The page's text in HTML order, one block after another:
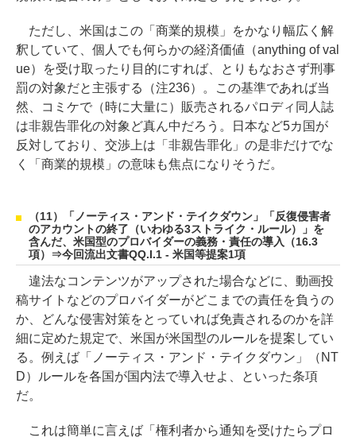
ただし、米国はこの「商業的規模」をかなり幅広く解
釈していて、個人でも何らかの経済価値（anything of val
ue）を受け取ったり目的にすれば、とりもなおさず刑事
罰の対象だと主張する（注236）。この基準であれば当
然、コミケで（時に大量に）販売されるパロディ同人誌
は非親告罪化の対象ど真ん中だろう。日本など5カ国が
反対しており、交渉上は「非親告罪化」の是非だけでな
く「商業的規模」の意味も焦点になりそうだ。
（11）「ノーティス・アンド・テイクダウン」「反復侵害者
のアカウントの終了（いわゆる3ストライク・ルール）」を
含んだ、米国型のプロバイダーの義務・責任の導入（16.3
項）⇒今回流出文書QQ.I.1 - 米国等提案1項
違法なコンテンツがアップされた場合などに、動画投
稿サイトなどのプロバイダーがどこまでの責任を負うの
か、どんな侵害対策をとっていれば免責されるのかを詳
細に定めた規定で、米国が米国型のルールを提案してい
る。例えば「ノーティス・アンド・テイクダウン」（NT
D）ルールを各国が国内法で導入せよ、といった条項
だ。
これは簡単に言えば「権利者から通知を受けたらプロ